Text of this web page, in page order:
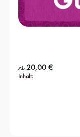
Inhalt:
Regulärer Preis:
Ab20,00 €